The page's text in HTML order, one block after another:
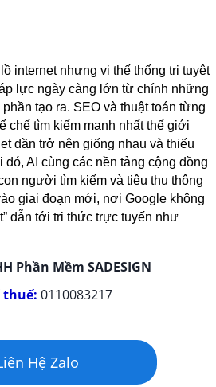
internet nhưng vị thế thống trị tuyệt
lực ngày càng lớn từ chính những
tạo ra. SEO và thuật toán từng
chế tìm kiếm mạnh nhất thế giới
dần trở nên giống nhau và thiếu
AI cùng các nền tảng cộng đồng
người tìm kiếm và tiêu thụ thông
giai đoạn mới, nơi Google không
dẫn tới tri thức trực tuyến như
Phần Mềm SADESIGN
thuế: 0110083217
Hệ Zalo